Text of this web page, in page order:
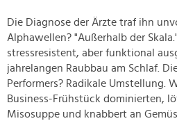
Die Diagnose der Ärzte traf ihn
Alphawellen? "Außerhalb der
stressresistent, aber funktional
jahrelangen Raubbau am Schlaf.
Performers? Radikale Umstellung.
Business-Frühstück dominierten,
Misosuppe und knabbert an